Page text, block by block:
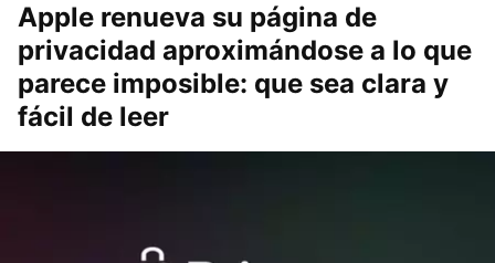
Apple renueva su página de
privacidad aproximándose a lo que
parece imposible: que sea clara y
fácil de leer